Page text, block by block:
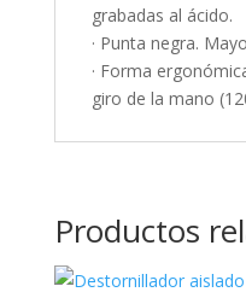
grabadas al ácido.
· Punta negra.
· Forma
giro de la mano
Productos